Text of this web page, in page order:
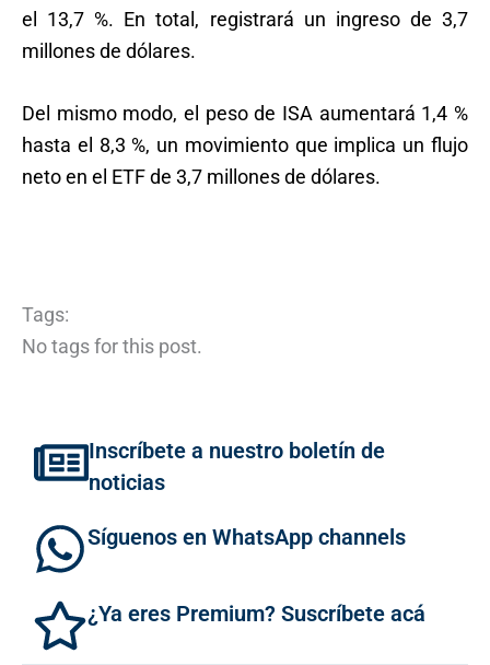
el 13,7 %. En total, registrará un ingreso de 3,7
millones de dólares.
Del mismo modo, el peso de ISA aumentará 1,4 %
hasta el 8,3 %, un movimiento que implica un flujo
neto en el ETF de 3,7 millones de dólares.
Tags:
No tags for this post.
Inscríbete a nuestro boletín de
noticias
Síguenos en WhatsApp channels
¿Ya eres Premium? Suscríbete acá